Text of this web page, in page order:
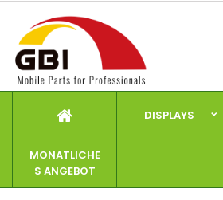
DISPLAYS
MONATLICHE
S ANGEBOT